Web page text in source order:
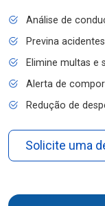
Análise de
Previna acidentes
Elimine multas e
Alerta de
Redução de
Solicite uma